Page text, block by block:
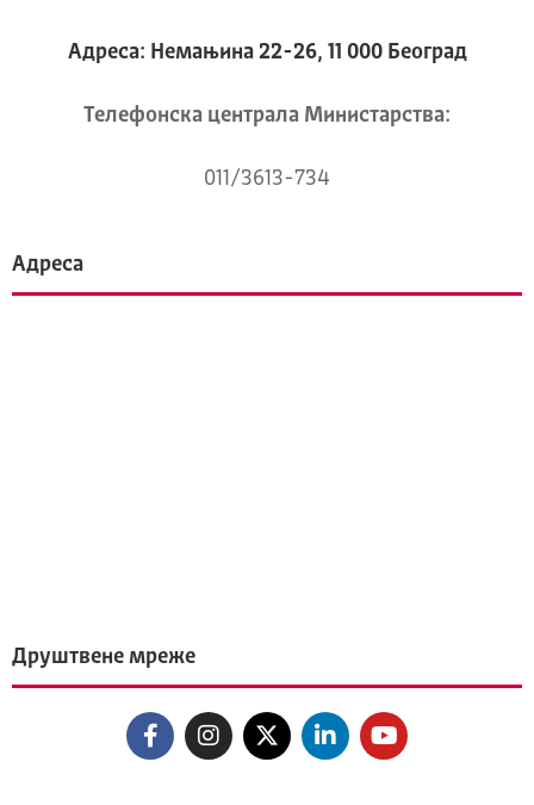
Адреса: Немањина 22-26, 11 000 Београд
Телeфонска централа Mинистарства:
011/3613-734
Адреса
Друштвене мреже